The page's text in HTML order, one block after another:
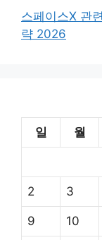
스페이스X 관
략 2026
일
월
2 3
9 10